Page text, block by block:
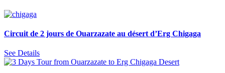
Circuit de 2 jours de Ouarzazate au désert d’Erg Chigaga
See Details